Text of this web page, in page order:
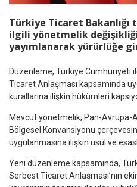
Türkiye Ticaret Bakanlığı
ilgili yönetmelik
yayımlanarak yürürlüğe
Düzenleme, Türkiye Cumhuriyeti
Ticaret Anlaşması kapsamında
kurallarına ilişkin hükümleri
Mevcut yönetmelik, Pan-Avrupa-
Bölgesel Konvansiyonu
uygulanmasına ilişkin usul ve
Yeni düzenleme kapsamında,
Serbest Ticaret Anlaşması’nın